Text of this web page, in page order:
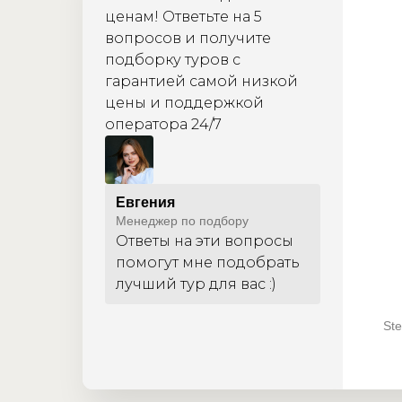
ценам! Ответьте на 5
вопросов и получите
подборку туров с
гарантией самой низкой
цены и поддержкой
оператора 24/7
Евгения
Менеджер по подбору
Ответы на эти вопросы
помогут мне подобрать
лучший тур для вас :)